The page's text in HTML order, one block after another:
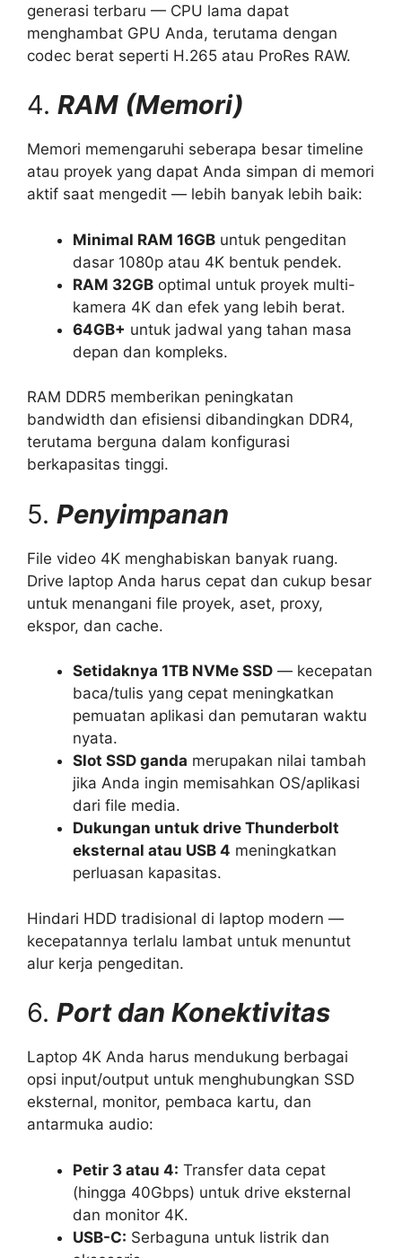
generasi terbaru — CPU lama dapat
menghambat GPU Anda, terutama dengan
codec berat seperti H.265 atau ProRes RAW.
4. RAM (Memori)
Memori memengaruhi seberapa besar timeline
atau proyek yang dapat Anda simpan di memori
aktif saat mengedit — lebih banyak lebih baik:
Minimal RAM 16GB untuk pengeditan
dasar 1080p atau 4K bentuk pendek.
RAM 32GB optimal untuk proyek multi-
kamera 4K dan efek yang lebih berat.
64GB+ untuk jadwal yang tahan masa
depan dan kompleks.
RAM DDR5 memberikan peningkatan
bandwidth dan efisiensi dibandingkan DDR4,
terutama berguna dalam konfigurasi
berkapasitas tinggi.
5. Penyimpanan
File video 4K menghabiskan banyak ruang.
Drive laptop Anda harus cepat dan cukup besar
untuk menangani file proyek, aset, proxy,
ekspor, dan cache.
Setidaknya 1TB NVMe SSD — kecepatan
baca/tulis yang cepat meningkatkan
pemuatan aplikasi dan pemutaran waktu
nyata.
Slot SSD ganda merupakan nilai tambah
jika Anda ingin memisahkan OS/aplikasi
dari file media.
Dukungan untuk drive Thunderbolt
eksternal atau USB 4 meningkatkan
perluasan kapasitas.
Hindari HDD tradisional di laptop modern —
kecepatannya terlalu lambat untuk menuntut
alur kerja pengeditan.
6. Port dan Konektivitas
Laptop 4K Anda harus mendukung berbagai
opsi input/output untuk menghubungkan SSD
eksternal, monitor, pembaca kartu, dan
antarmuka audio:
Petir 3 atau 4: Transfer data cepat
(hingga 40Gbps) untuk drive eksternal
dan monitor 4K.
USB-C: Serbaguna untuk listrik dan